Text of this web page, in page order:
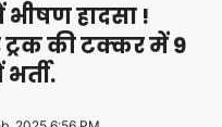
भीषण हादसा !
की टक्कर में 9